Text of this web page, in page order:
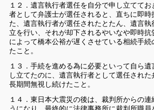
１２．遺言執行者選任を自分で申し立てて
者として弁護士が選任されると、直ちに即時
た、遺言執行者が選任されたとたん、遺言執
立を行い、それが却下されるやいなや即時抗
によって橋本公裕が遅くさせている相続手
たこと。
１３．手続を進める為に必要といって自ら遺
し立てたのに、遺言執行者として選任され
長期間無視し続けたこと。
１４．東日本大震災の後は、裁判所からの連
うになり、最終的に法律事務所に裁判所職